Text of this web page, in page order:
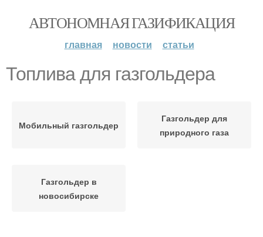
АВТОНОМНАЯ ГАЗИФИКАЦИЯ
главная новости статьи
Топлива для газгольдера
Мобильный газгольдер
Газгольдер для
природного газа
Газгольдер в
новосибирске